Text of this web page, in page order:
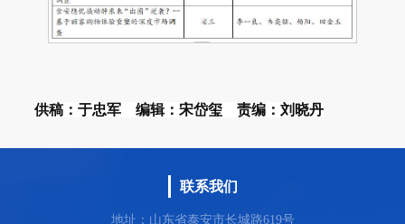
供稿：于忠军 编辑：宋岱玺 责编：刘晓丹
联系我们
地址：山东省泰安市长城路619号